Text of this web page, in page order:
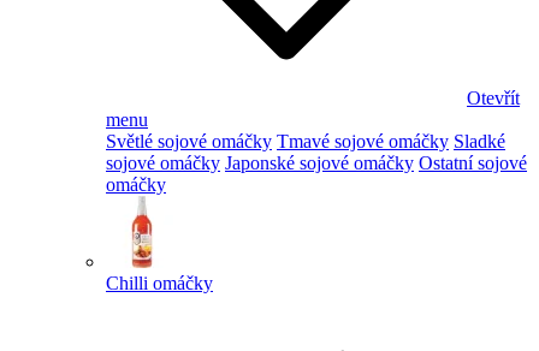
Otevřít
menu
Světlé sojové omáčky Tmavé sojové omáčky Sladké
sojové omáčky Japonské sojové omáčky Ostatní sojové
omáčky
Chilli omáčky